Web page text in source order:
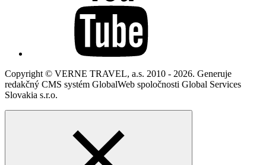
Copyright © VERNE TRAVEL, a.s. 2010 - 2026. Generuje
redakčný CMS systém GlobalWeb spoločnosti Global Services
Slovakia s.r.o.